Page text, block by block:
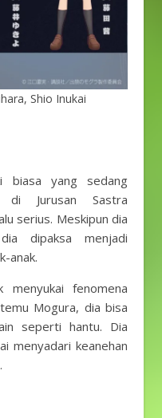
Shio Inukai
biasa yang sedang
di Jurusan Sastra
serius. Meskipun dia
dipaksa menjadi
anak.
fenomena
Mogura, dia bisa
seperti hantu. Dia
menyadari keanehan